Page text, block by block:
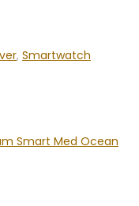
, Smartwatch